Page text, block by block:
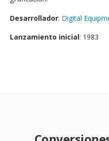
Desarrollador: Digital
Lanzamiento inicial: 1983